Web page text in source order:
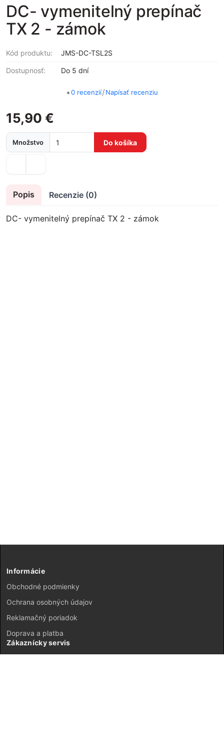
DC- vymenitelný prepínač
TX 2 - zámok
Kód produktu: JMS-DC-TSL2S
Dostupnosť: Do 5 dní
•0 recenzií/Napísať recenziu
15,90 €
Množstvo Do košíka
Popis Recenzie (0)
DC- vymenitelný prepínač TX 2 - zámok
Informácie
Obchodné podmienky
Ochrana osobných údajov
Reklamačný poriadok
Doprava a platba
Zákaznícky servis